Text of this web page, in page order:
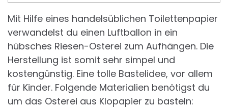
Mit Hilfe eines handelsüblichen Toilettenpapier
verwandelst du einen Luftballon in ein
hübsches Riesen-Osterei zum Aufhängen. Die
Herstellung ist somit sehr simpel und
kostengünstig. Eine tolle Bastelidee, vor allem
für Kinder. Folgende Materialien benötigst du
um das Osterei aus Klopapier zu basteln: